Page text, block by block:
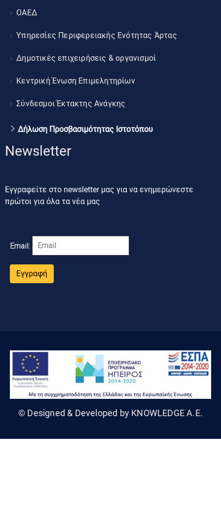
ΟΑΕΔ
Υπηρεσίες Περιφερειακής Ενότητας Άρτας
Δημοτικές επιχειρήσεις & οργανισμοί
Κεντρική Ένωση Επιμελητηρίων
Σύνδεσμοι Έκτακτης Ανάγκης
Δήλωση Προσβασιμότητας Ιστοτόπου
Newsletter
Εγγραφείτε στο newsletter μας για να ενημερώνεστε
πρώτοι για όλα τα νέα μας
Email:
Εγγραφή
© Designed & Developed by KNOWLEDGE A.E.